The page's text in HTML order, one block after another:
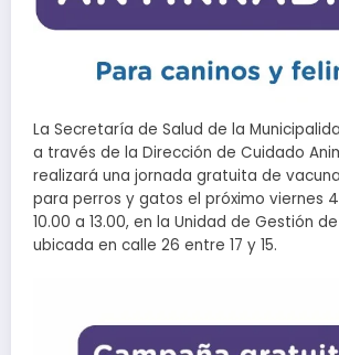
La Secretaría de Salud de la
a través de la Dirección de Cuidado
realizará una jornada gratuita de
para perros y gatos el próximo viernes
10.00 a 13.00, en la Unidad de Gestión de
ubicada en calle 26 entre 17 y 15.